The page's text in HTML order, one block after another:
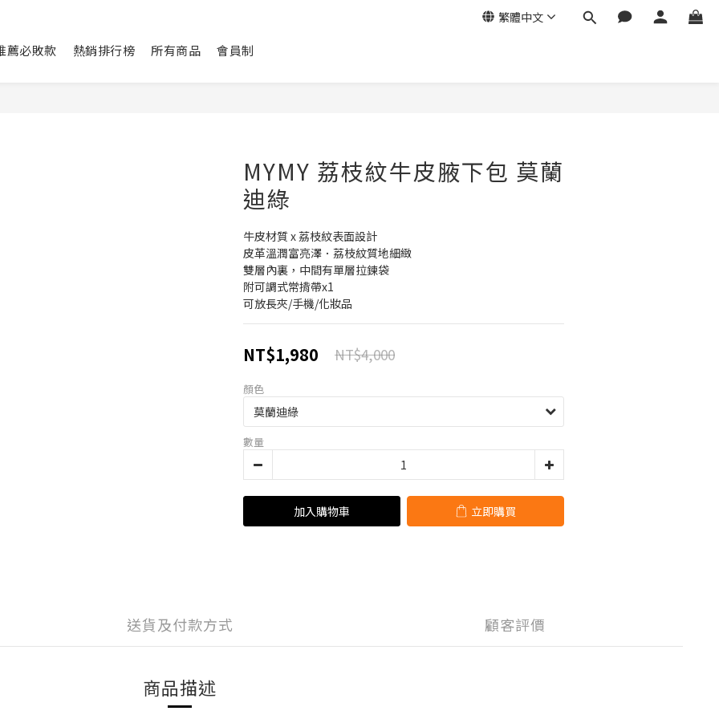
繁體中文
薦必敗款 熱銷排行榜 所有商品 會員制
MYMY 荔枝紋牛皮腋下包 莫蘭
迪綠
牛皮材質 x 荔枝紋表面設計
皮革溫潤富亮澤．荔枝紋質地細緻
雙層內裏，中間有單層拉鍊袋
附可調式常揹帶x1
可放長夾/手機/化妝品
NT$1,980 NT$4,000
顏色
數量
加入購物車 立即購買
送貨及付款方式 顧客評價
商品描述